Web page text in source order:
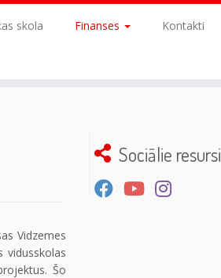
skola Finanses Kontakti
Vidzemes
vidusskolas
Šo
Sociālie resursi